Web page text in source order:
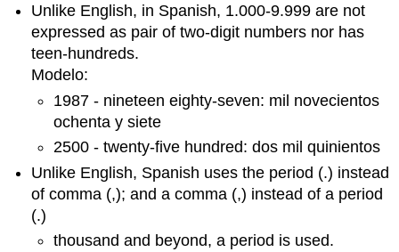
Unlike English, in Spanish, 1.000-9.999 are not
expressed as pair of two-digit numbers nor has
teen-hundreds.
Modelo:
1987 - nineteen eighty-seven: mil novecientos
ochenta y siete
2500 - twenty-five hundred: dos mil quinientos
Unlike English, Spanish uses the period (.) instead
of comma (,); and a comma (,) instead of a period
(.)
thousand and beyond, a period is used.